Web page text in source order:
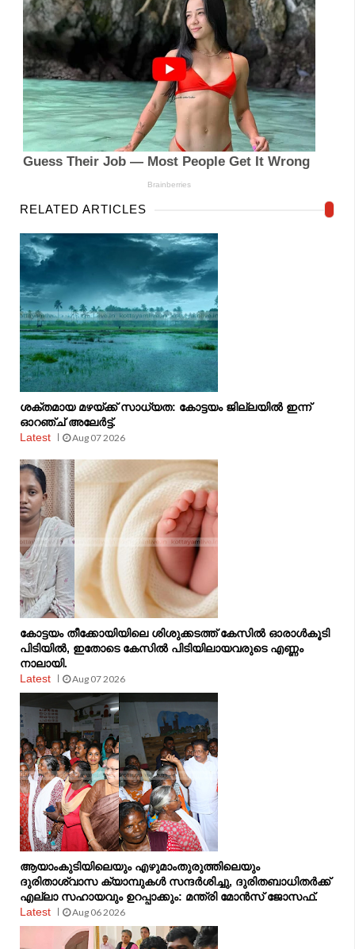
RELATED ARTICLES
ശക്തമായ മഴയ്ക്ക് സാധ്യത: കോട്ടയം ജില്ലയിൽ ഇന്ന്
ഓറഞ്ച് അലേർട്ട്.
Latest
Aug 07 2026
കോട്ടയം തീക്കോയിയിലെ ശിശുക്കടത്ത് കേസിൽ ഓരാൾകൂടി
പിടിയിൽ, ഇതോടെ കേസിൽ പിടിയിലായവരുടെ എണ്ണം
നാലായി.
Latest
Aug 07 2026
ആയാംകുടിയിലെയും എഴുമാംതുരുത്തിലെയും
ദുരിതാശ്വാസ ക്യാമ്പുകൾ സന്ദർശിച്ചു, ദുരിതബാധിതർക്ക്
എല്ലാ സഹായവും ഉറപ്പാക്കും: മന്ത്രി മോൻസ് ജോസഫ്.
Latest
Aug 06 2026